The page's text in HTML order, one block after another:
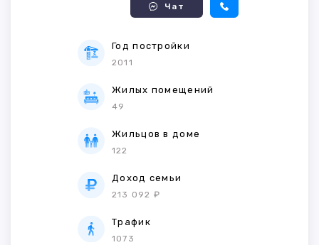
Чат
Год постройки
2011
Жилых помещений
49
Жильцов в доме
122
Доход семьи
213 092 ₽
Трафик
1073